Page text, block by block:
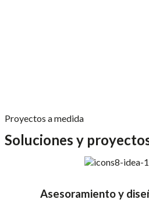
Proyectos a medida
Soluciones y
Asesoramiento y